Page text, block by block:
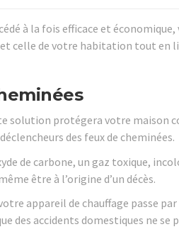
à la fois efficace et
celle de votre habitation tout en
solution protégera votre maison
des feux de cheminées.
de carbone, un gaz toxique,
être à l’origine d’un décès.
appareil de chauffage passe
des accidents domestiques ne se